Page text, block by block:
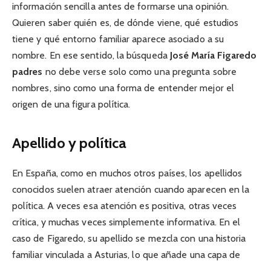
información sencilla antes de formarse una opinión.
Quieren saber quién es, de dónde viene, qué estudios
tiene y qué entorno familiar aparece asociado a su
nombre. En ese sentido, la búsqueda José María Figaredo
padres no debe verse solo como una pregunta sobre
nombres, sino como una forma de entender mejor el
origen de una figura política.
Apellido y política
En España, como en muchos otros países, los apellidos
conocidos suelen atraer atención cuando aparecen en la
política. A veces esa atención es positiva, otras veces
crítica, y muchas veces simplemente informativa. En el
caso de Figaredo, su apellido se mezcla con una historia
familiar vinculada a Asturias, lo que añade una capa de